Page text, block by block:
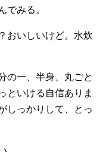
でみる。
おいしいけど。水炊
の一、半身、丸ごと
といける自信ありま
しっかりして、とっ